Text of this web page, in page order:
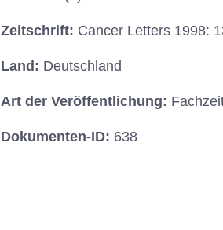
Zeitschrift: Cancer Letters 1998:
Land: Deutschland
Art der Veröffentlichung:
Dokumenten-ID: 638